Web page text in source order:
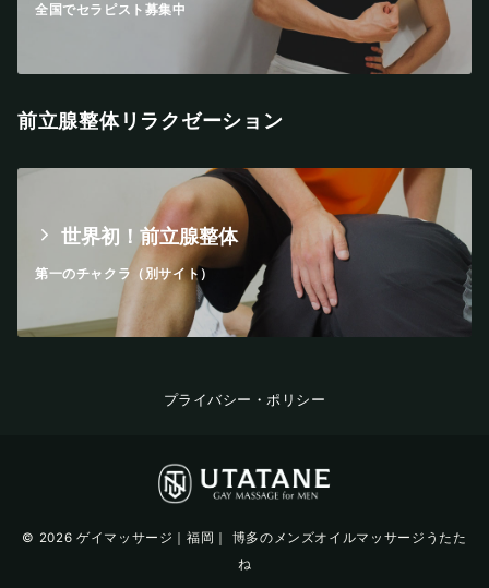
全国でセラピスト募集中
前立腺整体リラクゼーション
世界初！前立腺整体
第一のチャクラ（別サイト）
プライバシー・ポリシー
© 2026 ゲイマッサージ｜福岡｜ 博多のメンズオイルマッサージうたた
ね